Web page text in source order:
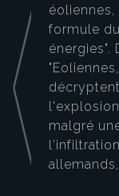
formule
énergies".
malgré